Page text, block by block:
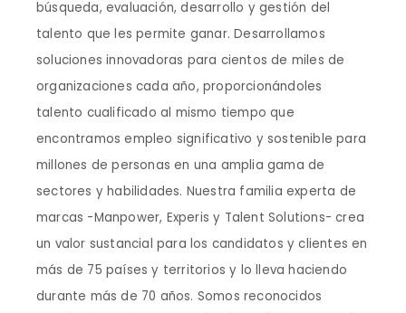
búsqueda, evaluación, desarrollo y gestión del
talento que les permite ganar. Desarrollamos
soluciones innovadoras para cientos de miles de
organizaciones cada año, proporcionándoles
talento cualificado al mismo tiempo que
encontramos empleo significativo y sostenible para
millones de personas en una amplia gama de
sectores y habilidades. Nuestra familia experta de
marcas -Manpower, Experis y Talent Solutions- crea
un valor sustancial para los candidatos y clientes en
más de 75 países y territorios y lo lleva haciendo
durante más de 70 años. Somos reconocidos